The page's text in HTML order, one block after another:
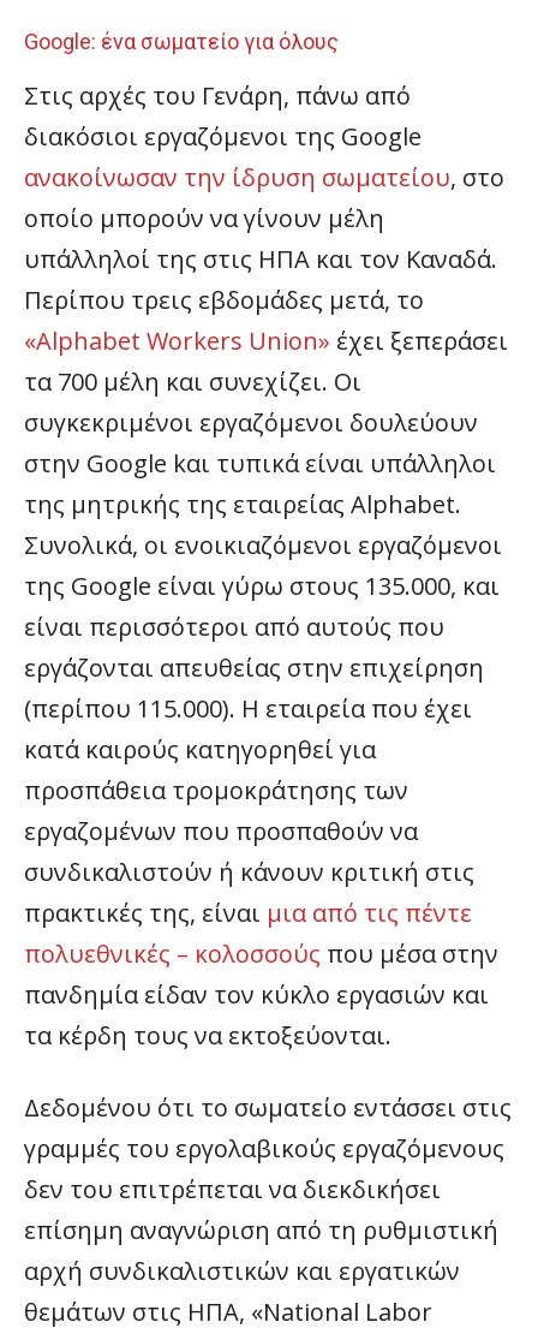
Google: ένα σωματείο για όλους
Στις αρχές του Γενάρη, πάνω από
διακόσιοι εργαζόμενοι της Google
ανακοίνωσαν την ίδρυση σωματείου, στο
οποίο μπορούν να γίνουν μέλη
υπάλληλοί της στις ΗΠΑ και τον Καναδά.
Περίπου τρεις εβδομάδες μετά, το
«Alphabet Workers Union» έχει ξεπεράσει
τα 700 μέλη και συνεχίζει. Oι
συγκεκριμένοι εργαζόμενοι δουλεύουν
στην Google kαι τυπικά είναι υπάλληλοι
της μητρικής της εταιρείας Alphabet.
Συνολικά, οι ενοικιαζόμενοι εργαζόμενοι
της Google είναι γύρω στους 135.000, και
είναι περισσότεροι από αυτούς που
εργάζονται απευθείας στην επιχείρηση
(περίπου 115.000). Η εταιρεία που έχει
κατά καιρούς κατηγορηθεί για
προσπάθεια τρομοκράτησης των
εργαζομένων που προσπαθούν να
συνδικαλιστούν ή κάνουν κριτική στις
πρακτικές της, είναι μια από τις πέντε
πολυεθνικές – κολοσσούς που μέσα στην
πανδημία είδαν τον κύκλο εργασιών και
τα κέρδη τους να εκτοξεύονται.
Δεδομένου ότι το σωματείο εντάσσει στις
γραμμές του εργολαβικούς εργαζόμενους
δεν του επιτρέπεται να διεκδικήσει
επίσημη αναγνώριση από τη ρυθμιστική
αρχή συνδικαλιστικών και εργατικών
θεμάτων στις ΗΠΑ, «National Labor